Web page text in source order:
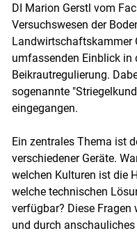
DI Marion Gerstl vom
Versuchswesen der
Landwirtschaftskammer
umfassenden Einblick in
Beikrautregulierung.
sogenannte
eingegangen.
Ein zentrales Thema ist
verschiedener Geräte.
welchen Kulturen ist die
welche technischen
verfügbar? Diese
und durch